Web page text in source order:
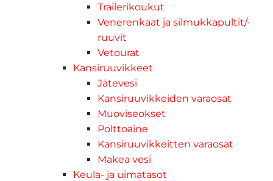
Trailerikoukut
Venerenkaat ja silmukkapultit/-
ruuvit
Vetourat
Kansiruuvikkeet
Jätevesi
Kansiruuvikkeiden varaosat
Muoviseokset
Polttoaine
Kansiruuvikkeitten varaosat
Makea vesi
Keula- ja uimatasot